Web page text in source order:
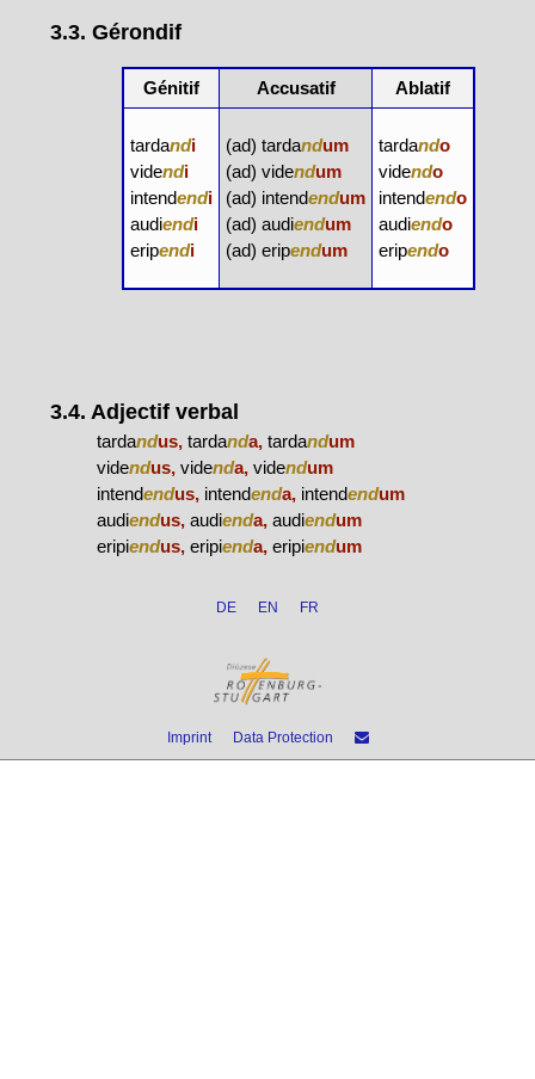
3.3. Gérondif
Génitif Accusatif Ablatif
tardandi
videndi
intendendi
audiendi
eripendi
(ad) tardandum
(ad) videndum
(ad) intendendum
(ad) audiendum
(ad) eripendum
tardando
videndo
intendendo
audiendo
eripendo
3.4. Adjectif verbal
tardandus,tardanda,tardandum
videndus,videnda,videndum
intendendus,intendenda,intendendum
audiendus,audienda,audiendum
eripiendus,eripienda,eripiendum
DE EN FR
Imprint Data Protection